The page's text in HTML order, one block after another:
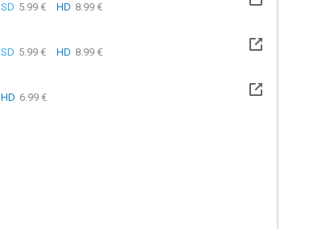
SD 5.99 € HD 8.99 €
SD 5.99 € HD 8.99 €
HD 6.99 €